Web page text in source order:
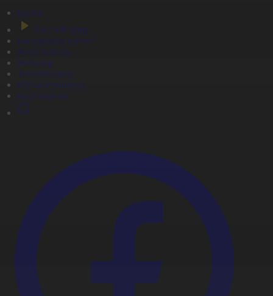
Басты
Тікелей эфир
Бағдарлама кестесі
Жаңалықтар
Жобалар
Телехикаялар
Мультсериалдар
Видеоархив